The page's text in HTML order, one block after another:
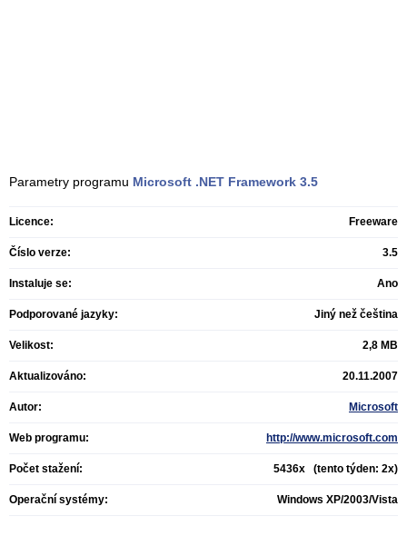
Parametry programu Microsoft .NET Framework 3.5
Licence: Freeware
Číslo verze: 3.5
Instaluje se: Ano
Podporované jazyky: Jiný než čeština
Velikost: 2,8 MB
Aktualizováno: 20.11.2007
Autor: Microsoft
Web programu: http://www.microsoft.com
Počet stažení: 5436x (tento týden: 2x)
Operační systémy: Windows XP/2003/Vista